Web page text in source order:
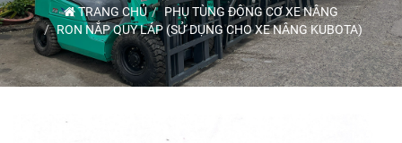
TRANG CHỦ
PHỤ TÙNG ĐỘNG CƠ XE NÂNG
RON NẮP QUY LÁP (SỬ DỤNG CHO XE NÂNG KUBOTA)